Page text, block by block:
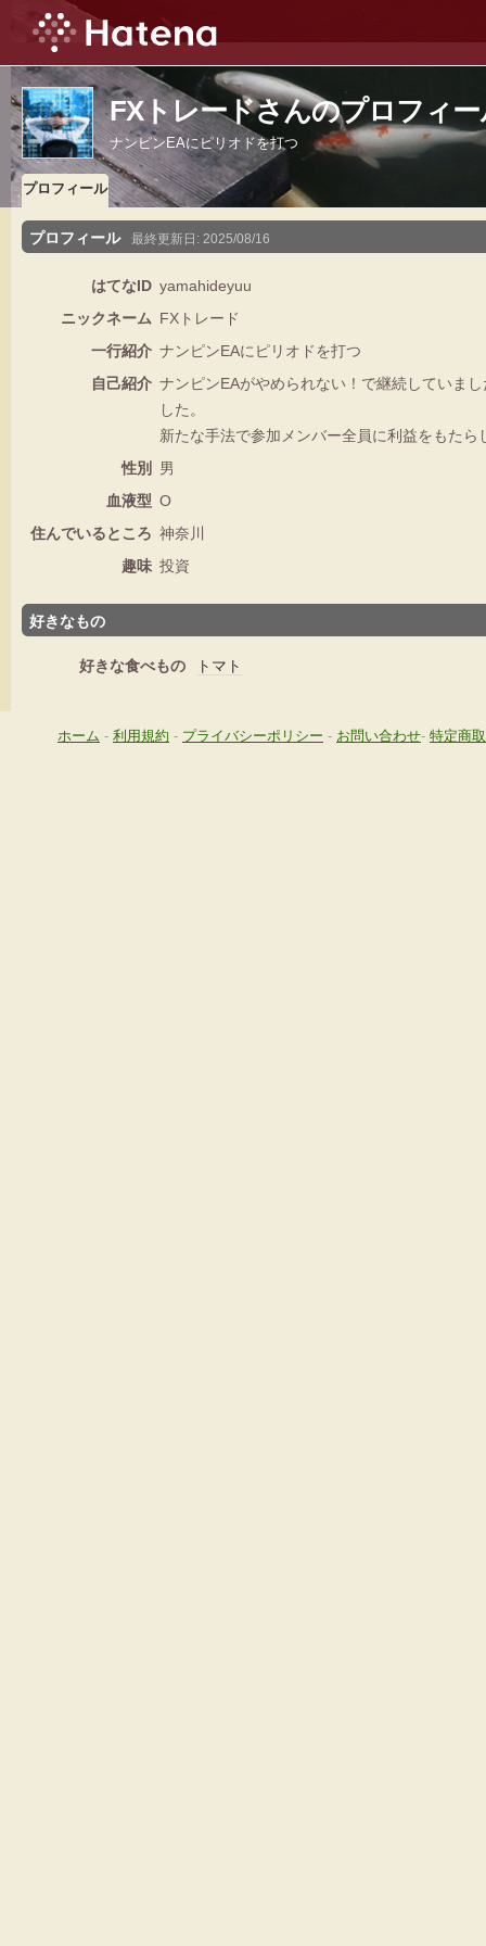
FXトレードさんのプロフィー
ナンピンEAにピリオドを打つ
プロフィール
プロフィール 最終更新日: 2025/08/16
はてなID yamahideyuu
ニックネーム FXトレード
一行紹介 ナンピンEAにピリオドを打つ
自己紹介 ナンピンEAがやめられない！で継続していま
した。
新たな手法で参加メンバー全員に利益をもたら
性別
男
血液型 O
住んでいるところ 神奈川
趣味 投資
好きなもの
好きな食べもの トマト
ホーム - 利用規約 - プライバシーポリシー - お問い合わせ- 特定商